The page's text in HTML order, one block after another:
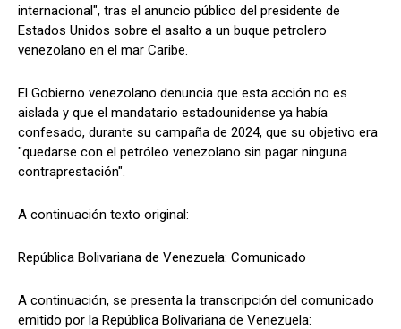
internacional", tras el anuncio público del presidente de
Estados Unidos sobre el asalto a un buque petrolero
venezolano en el mar Caribe.
El Gobierno venezolano denuncia que esta acción no es
aislada y que el mandatario estadounidense ya había
confesado, durante su campaña de 2024, que su objetivo era
"quedarse con el petróleo venezolano sin pagar ninguna
contraprestación".
A continuación texto original:
República Bolivariana de Venezuela: Comunicado
A continuación, se presenta la transcripción del comunicado
emitido por la República Bolivariana de Venezuela: